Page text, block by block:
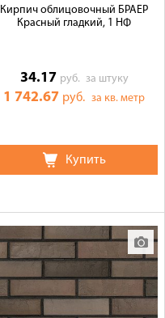
Кирпич облицовочный БРАЕР
Красный гладкий, 1 НФ
34.17 руб. за штуку
1 742.67 руб.за кв. метр
Купить